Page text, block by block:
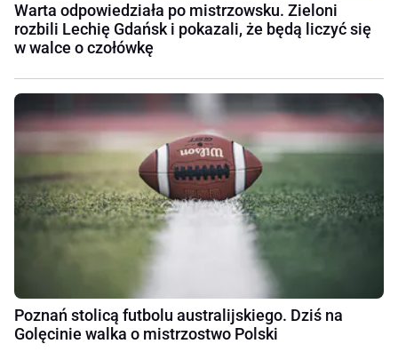
Warta odpowiedziała po mistrzowsku. Zieloni
rozbili Lechię Gdańsk i pokazali, że będą liczyć się
w walce o czołówkę
Poznań stolicą futbolu australijskiego. Dziś na
Golęcinie walka o mistrzostwo Polski